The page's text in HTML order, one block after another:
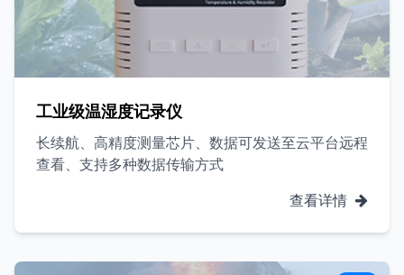
工业级温湿度记录仪
长续航、高精度测量芯片、数据可发送至云平台远程
查看、支持多种数据传输方式
查看详情